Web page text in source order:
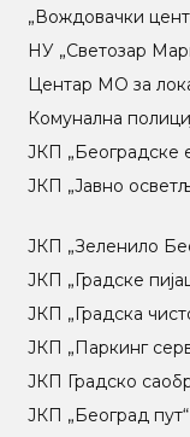
„Вождовачки
НУ „Светозар
Центар МO за
Комунална
ЈКП „Београдске
ЈКП „Јавно
ЈКП „Зеленило
ЈКП „Градске
ЈКП „Градска
ЈКП „Паркинг
ЈКП Градско
ЈКП „Београд пут“